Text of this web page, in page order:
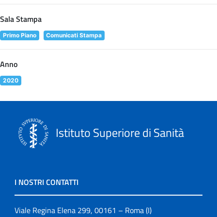
Sala Stampa
Primo Piano Comunicati Stampa
Anno
2020
Istituto Superiore di Sanità
I NOSTRI CONTATTI
Viale Regina Elena 299, 00161 – Roma (I)